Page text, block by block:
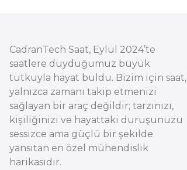
CadranTech Saat, Eylül 2024’te
saatlere duyduğumuz büyük
tutkuyla hayat buldu. Bizim için saat,
yalnızca zamanı takip etmenizi
sağlayan bir araç değildir; tarzınızı,
kişiliğinizi ve hayattaki duruşunuzu
sessizce ama güçlü bir şekilde
yansıtan en özel mühendislik
harikasıdır.